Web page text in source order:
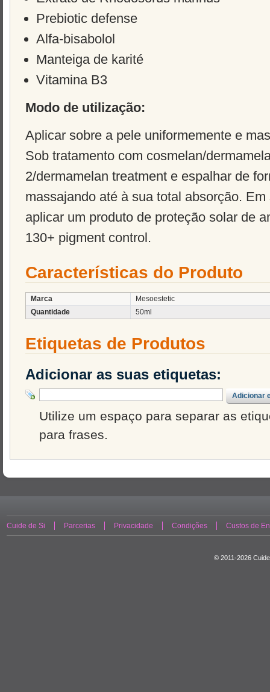
Prebiotic defense
Alfa-bisabolol
Manteiga de karité
Vitamina B3
Modo de utilização:
Aplicar sobre a pele uniformemente e
Sob tratamento com cosmelan/
2/dermamelan treatment e espalhar de
massajando até à sua total absorção.
aplicar um produto de proteção solar de
130+ pigment control.
Características do Produto
Marca
Mesoestetic
Quantidade
50ml
Etiquetas de Produtos
Adicionar as suas etiquetas:
Adicionar
Utilize um espaço para separar as
para frases.
Cuide de Si Parcerias Privacidade Condições Custos de
© 2011-2026